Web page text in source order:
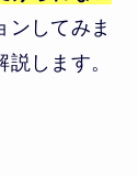
ンしてみま
します。